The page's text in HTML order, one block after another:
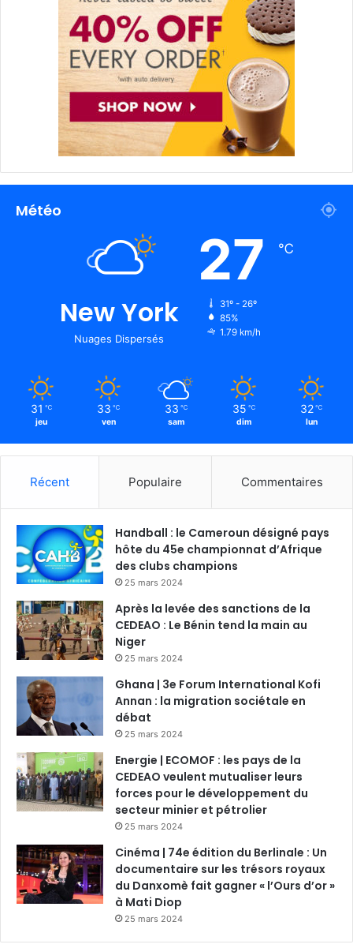
Météo
New York
Nuages Dispersés
27 ℃
31º - 26º
85%
1.79 km/h
31 ℃
jeu
33 ℃
ven
33 ℃
sam
35 ℃
dim
32 ℃
lun
Récent Populaire Commentaires
Handball : le Cameroun désigné pays
hôte du 45e championnat d’Afrique
des clubs champions
25 mars 2024
Après la levée des sanctions de la
CEDEAO : Le Bénin tend la main au
Niger
25 mars 2024
Ghana | 3e Forum International Kofi
Annan : la migration sociétale en
débat
25 mars 2024
Energie | ECOMOF : les pays de la
CEDEAO veulent mutualiser leurs
forces pour le développement du
secteur minier et pétrolier
25 mars 2024
Cinéma | 74e édition du Berlinale : Un
documentaire sur les trésors royaux
du Danxomè fait gagner « l’Ours d’or »
à Mati Diop
25 mars 2024